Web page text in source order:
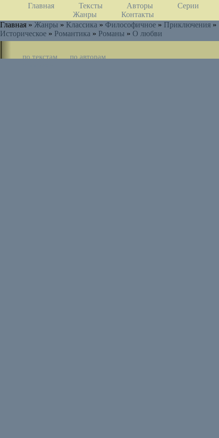
Главная Тексты Авторы
Серии
Жанры
Контакты
Главная » Жанры » Классика » Философичное » Приключения »
Историческое » Романтика » Романы » О любви
по текстам
по авторам